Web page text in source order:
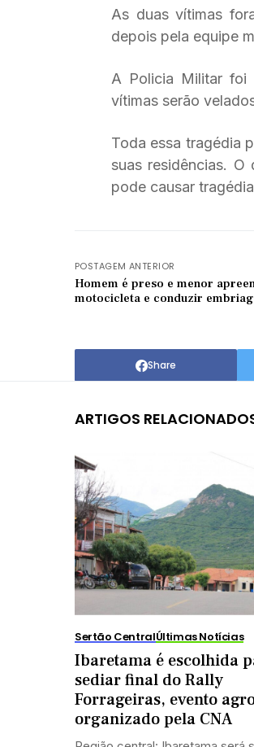
As duas vítimas
depois pela equipe
A Policia Militar foi
vítimas serão
Toda essa tragédia
suas residências.
pode causar
POSTAGEM ANTERIOR
Homem é preso e menor
motocicleta e conduzir
Share
ARTIGOS
Sertão CentralÚltimas Notícias
Ibaretama é escolhida
sediar final do Rally
Forrageiras, evento
organizado pela CNA